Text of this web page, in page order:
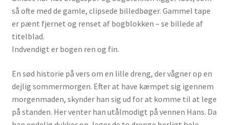
så ofte med de gamle, clipsede billedbøger. Gammel tape
er pænt fjernet og renset af bogblokken – se billede af
titelblad.
Indvendigt er bogen ren og fin.
En sød historie på vers om en lille dreng, der vågner op en
dejlig sommermorgen. Efter at have kæmpet sig igennem
morgenmaden, skynder han sig ud for at komme til at lege
på standen. Her venter han utålmodigt på vennen Hans. Da